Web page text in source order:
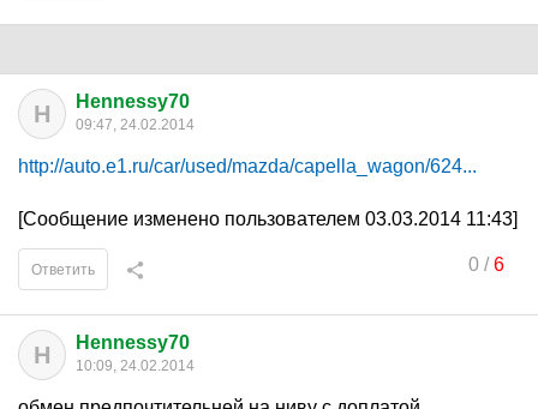
H Hennessy70
09:47, 24.02.2014
http://auto.e1.ru/car/used/mazda/capella_wagon/624...
[Сообщение изменено пользователем 03.03.2014 11:43]
0/6
Ответить
H Hennessy70
10:09, 24.02.2014